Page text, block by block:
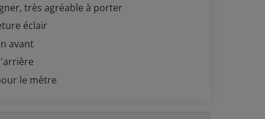
très agréable à porter
éclair
avant
le mètre